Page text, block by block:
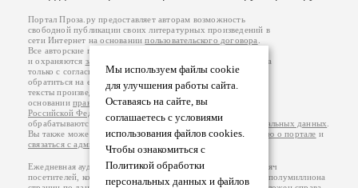
Мы используем файлы cookie
для улучшения работы сайта.
Оставаясь на сайте, вы
соглашаетесь с условиями
использования файлов cookies.
Чтобы ознакомиться с
Политикой обработки
персональных данных и файлов
Портал Проза.ру предоставляет авторам возможность
свободной публикации своих литературных произведений в
сети Интернет на основаниипользовательского договора
Все авторские права на произведения принадлежат авторам
и охраняются законом
. Перепечатка произведений возможна
только с согласия его автора, к которому вы можете
обратиться на его авторской странице. Ответственность за
тексты произведений авторы несут самостоятельно на
основанииправил публикацииизаконодательства
Российской Федерации
обрабатываются на основанииПолитики обработки персональных данных
Вы также можете посмотреть более подробнуюинформацию о портале и
связаться с администрацией
Ежедневная аудитория портала Проза.ру – порядка 100 тысяч
посетителей, которые в общей сумме просматривают более полумиллиона